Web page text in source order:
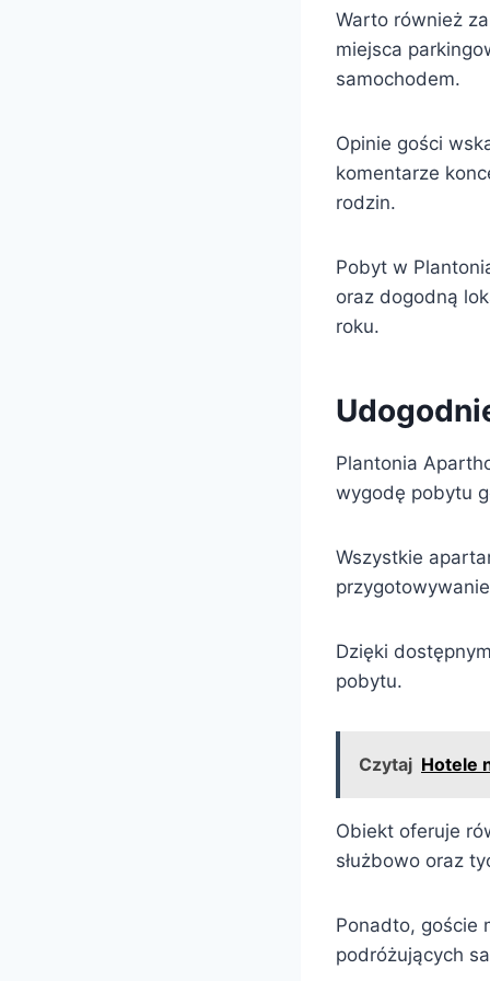
Warto również
miejsca
samochodem.
Opinie gości
komentarze
rodzin.
Pobyt w
oraz dogodną
roku.
Plantonia
wygodę pobytu
Wszystkie
Dzięki
pobytu.
Czytaj Hotele
Obiekt oferuje
służbowo oraz
Ponadto, goście
podróżujących